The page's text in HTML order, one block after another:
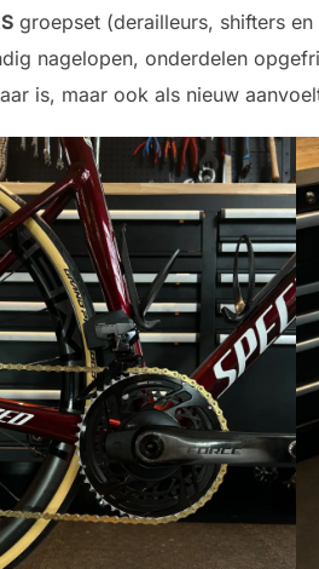
groepset (derailleurs, shifters
nagelopen, onderdelen
is, maar ook als nieuw